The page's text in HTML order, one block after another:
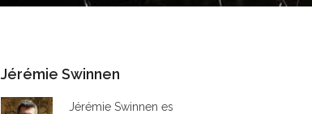
Jérémie Swinnen
Jérémie Swinnen es